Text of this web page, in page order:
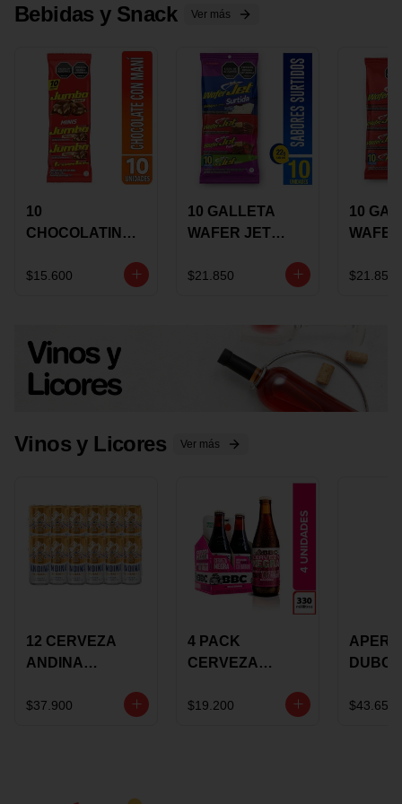
Bebidas y Snack Ver más
10
CHOCOLATINA
17 GRS
$15.600
10 GALLETA
WAFER JET
GRS
$21.850
10
GRS
$21.850
Vinos y Licores Ver más
12 CERVEZA
ANDINA
LATON
$37.900
4 PACK
CERVEZA
ROSE BBC
$19.200
VINO
$43.650